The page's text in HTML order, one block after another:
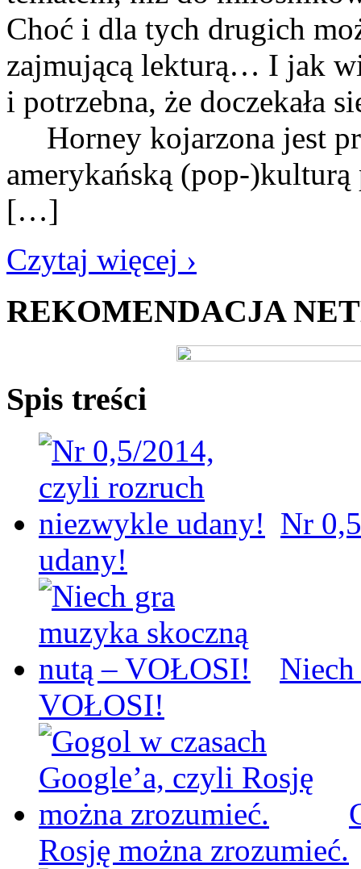
Choć i dla tych drugich
zajmującą lekturą… I jak
i potrzebna, że doczekała
Horney kojarzona jest
amerykańską (pop-
[…]
Czytaj więcej ›
REKOMENDACJA
Spis treści
Nr
udany!
VOŁOSI!
Rosję można zrozumieć.